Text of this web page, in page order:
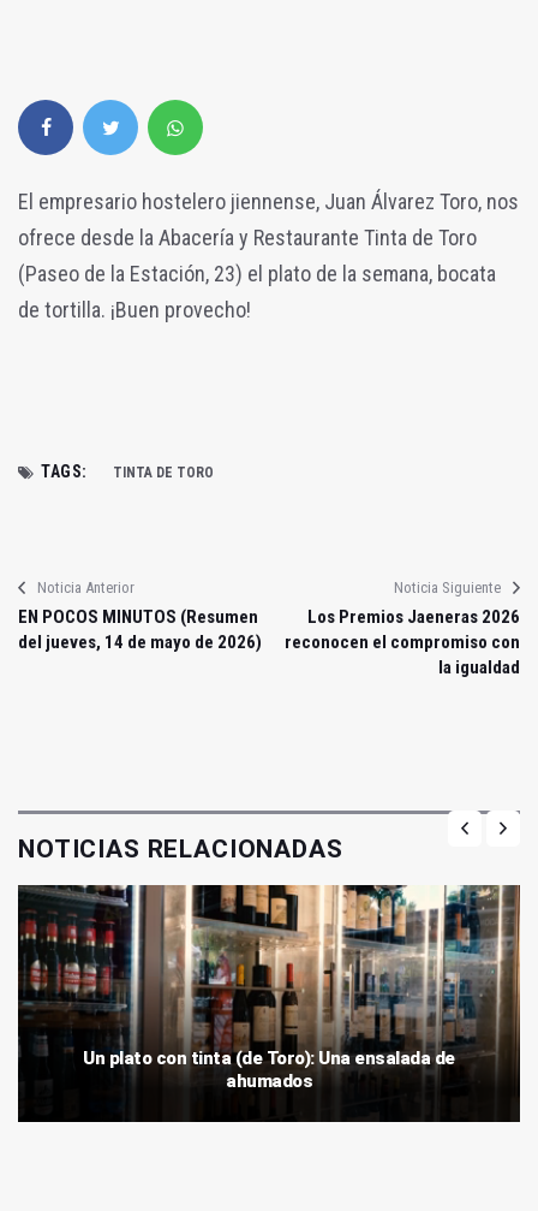
El empresario hostelero jiennense, Juan Álvarez Toro, nos
ofrece desde la Abacería y Restaurante Tinta de Toro
(Paseo de la Estación, 23) el plato de la semana, bocata
de tortilla. ¡Buen provecho!
TAGS: TINTA DE TORO
Noticia Anterior
EN POCOS MINUTOS (Resumen
del jueves, 14 de mayo de 2026)
Noticia Siguiente
Los Premios Jaeneras 2026
reconocen el compromiso con
la igualdad
NOTICIAS RELACIONADAS
Un plato con tinta (de Toro): Una ensalada de
ahumados